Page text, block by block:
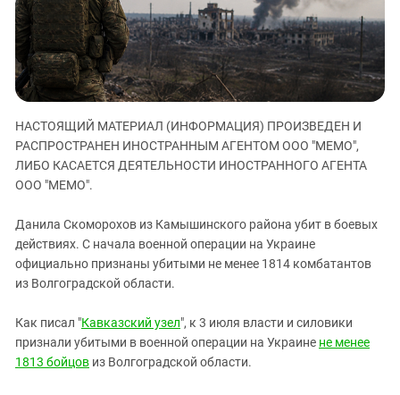
ЗАСТАВЛЯЕТ
КАВКАЗ ЗА ПАЛЕСТИНУ
ИНАКОМЫСЛИЕ В ЧЕЧНЕ
ПРЕСЛЕДОВАНИЕ АКТИВИСТОВ
МОБИЛИЗАЦИЯ И ПРОТЕСТЫ
Дагестан
Ингушетия
Кабардино-Балкария
Калмыкия
Карачаево-Черкесия
Краснодарский край
Нагорный Карабах
Ростовская область
Северная Осетия - Алания
СКФО
Ставропольский край
Чечня
НАСТОЯЩИЙ МАТЕРИАЛ (ИНФОРМАЦИЯ) ПРОИЗВЕДЕН И
РАСПРОСТРАНЕН ИНОСТРАННЫМ АГЕНТОМ ООО "МЕМО",
ЛИБО КАСАЕТСЯ ДЕЯТЕЛЬНОСТИ ИНОСТРАННОГО АГЕНТА
ООО "МЕМО".
Данила Скоморохов из Камышинского района убит в боевых
действиях. С начала военной операции на Украине
официально признаны убитыми не менее 1814 комбатантов
из Волгоградской области.
Как писал "Кавказский узел", к 3 июля власти и силовики
признали убитыми в военной операции на Украине не менее
1813 бойцов из Волгоградской области.